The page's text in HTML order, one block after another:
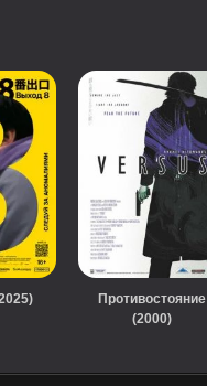
Противостояние
(2000)